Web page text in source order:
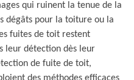
qui ruinent la tenue de la
dégâts pour la toiture ou la
fuites de toit restent
leur détection dès leur
de fuite de toit,